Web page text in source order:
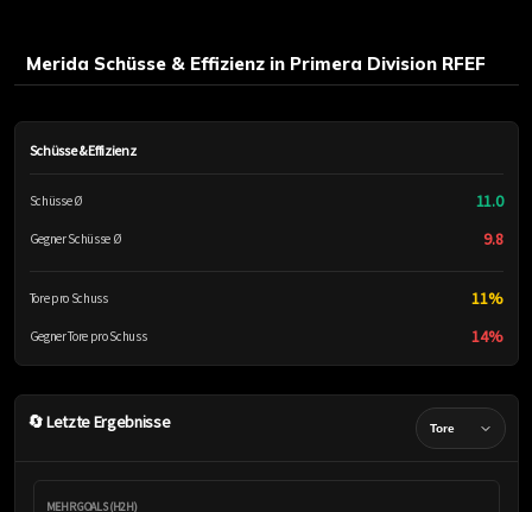
Merida Schüsse & Effizienz in Primera Division RFEF
Schüsse & Effizienz
Schüsse Ø 11.0
Gegner Schüsse Ø 9.8
Tore pro Schuss 11%
Gegner Tore pro Schuss 14%
🔄 Letzte Ergebnisse
MEHR GOALS (H2H)